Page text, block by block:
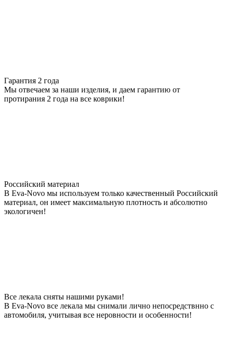
Гарантия 2 года
Мы отвечаем за наши изделия, и даем гарантию от
протирания 2 года на все коврики!
Российский материал
В Eva-Novo мы используем только качественный Российский
материал, он имеет максимальную плотность и абсолютно
экологичен!
Все лекала сняты нашими руками!
В Eva-Novo все лекала мы снимали лично непосредствнно с
автомобиля, учитывая все неровности и особенности!